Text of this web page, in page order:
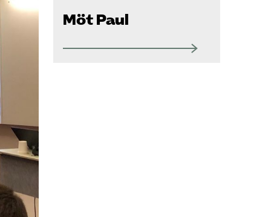
SRY
Möt Paul